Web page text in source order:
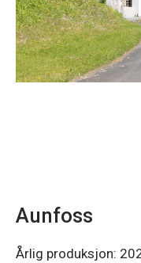
Aunfoss
Årlig produksjon: